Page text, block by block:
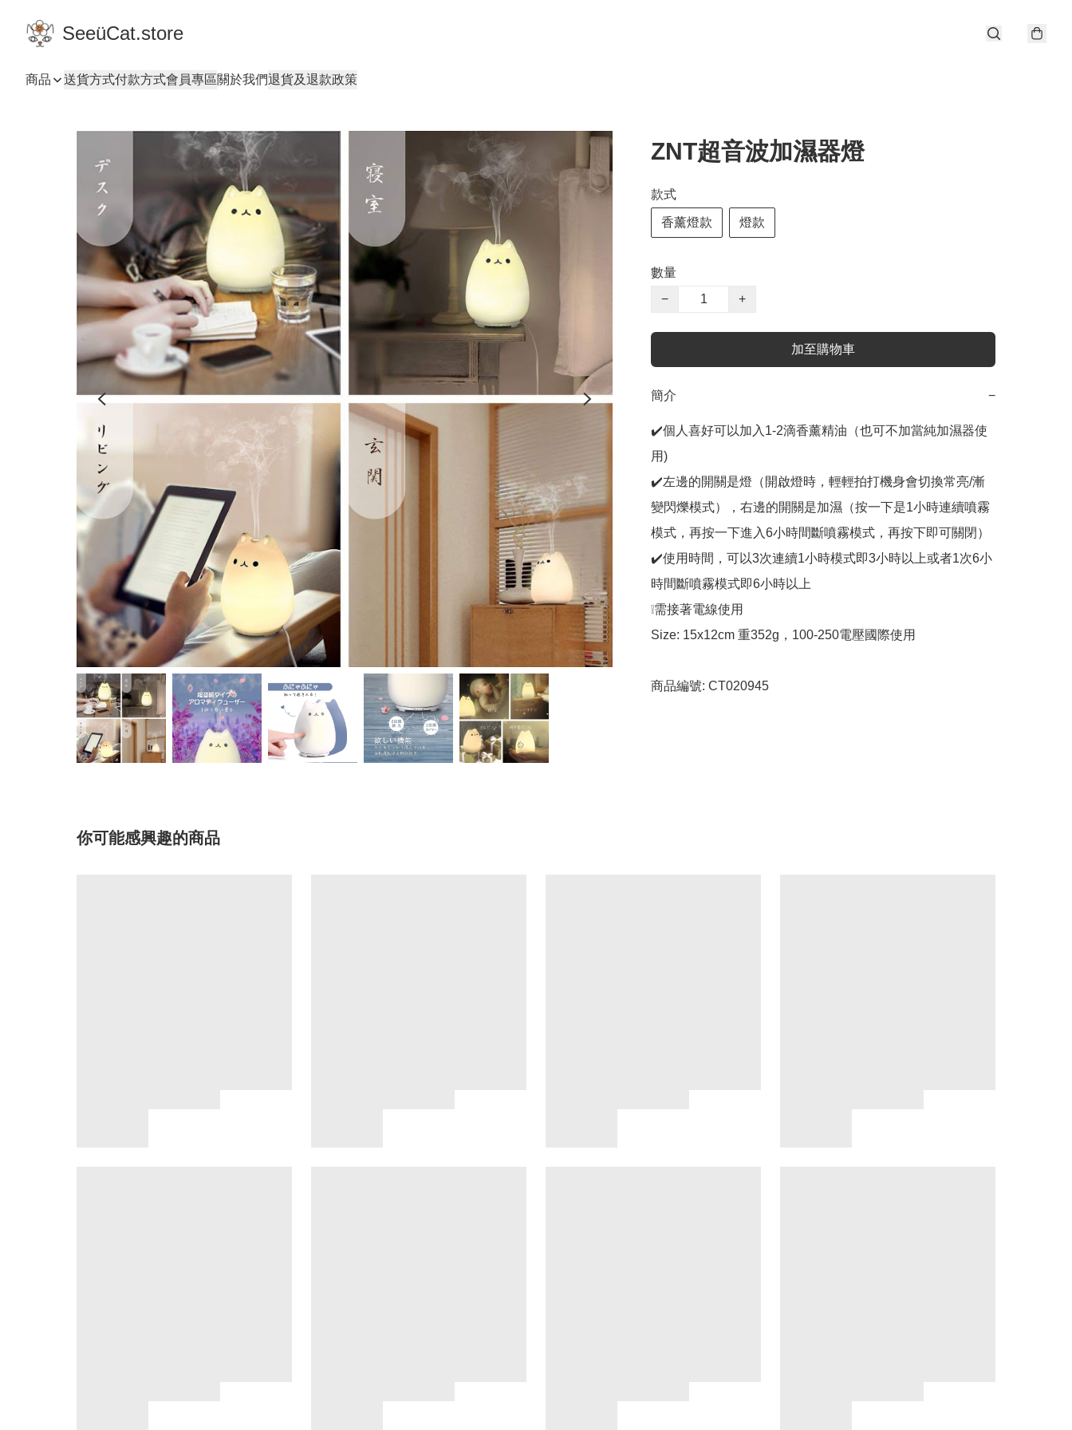
SeeüCat.store
商品 送貨方式付款方式會員專區關於我們退貨及退款政策
ZNT超音波加濕器燈
款式
香薰燈款 燈款
數量
−
+
加至購物車
簡介 −
✔️個人喜好可以加入1-2滴香薰精油（也可不加當純加濕器使
用)
✔️左邊的開關是燈（開啟燈時，輕輕拍打機身會切換常亮/漸
變閃爍模式），右邊的開關是加濕（按一下是1小時連續噴霧
模式，再按一下進入6小時間斷噴霧模式，再按下即可關閉）
✔️使用時間，可以3次連續1小時模式即3小時以上或者1次6小
時間斷噴霧模式即6小時以上
❕需接著電線使用
Size: 15x12cm 重352g，100-250電壓國際使用
商品編號: CT020945
你可能感興趣的商品